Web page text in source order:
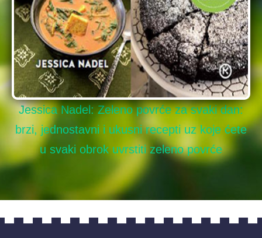
Jessica Nadel: Zeleno povrće za svaki dan:
brzi, jednostavni i ukusni recepti uz koje ćete
u svaki obrok uvrstiti zeleno povrće